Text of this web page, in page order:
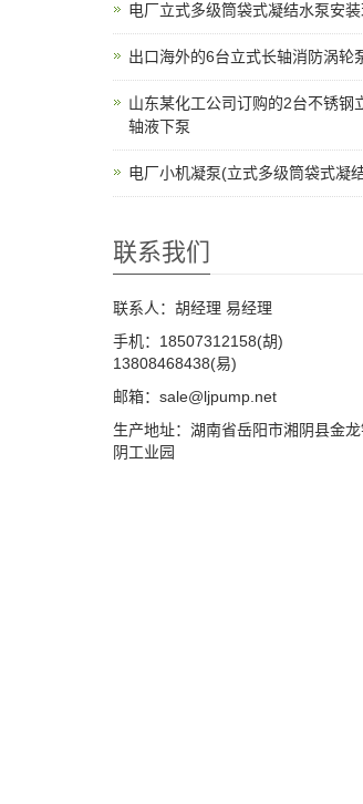
电厂立式多级筒袋式凝结水泵安
出口海外的6台立式长轴消防涡轮
山东某化工公司订购的2台不锈钢
轴液下泵
电厂小机凝泵(立式多级筒袋式凝
联系我们
联系人：胡经理 易经理
手机：18507312158(胡)
13808468438(易)
邮箱：sale@ljpump.net
生产地址：湖南省岳阳市湘阴县金龙
阴工业园